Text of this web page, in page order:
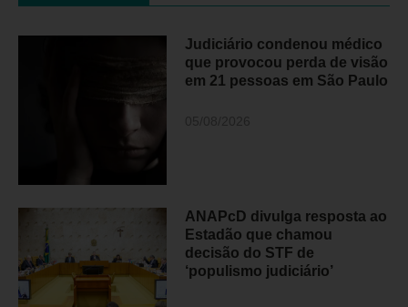
Judiciário condenou médico
que provocou perda de visão
em 21 pessoas em São Paulo
ANAPcD divulga resposta ao
Estadão que chamou
decisão do STF de
‘populismo judiciário’